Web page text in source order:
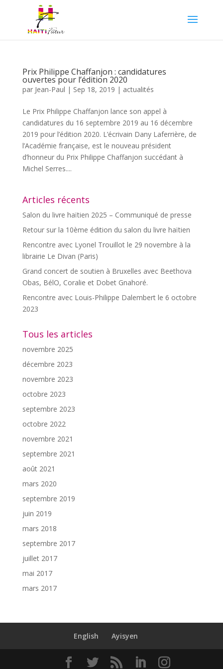
Prix Philippe Chaffanjon : candidatures
ouvertes pour l’édition 2020
par Jean-Paul | Sep 18, 2019 | actualités
Le Prix Philippe Chaffanjon lance son appel à
candidatures du 16 septembre 2019 au 16 décembre
2019 pour l’édition 2020. L’écrivain Dany Laferrière, de
l’Académie française, est le nouveau président
d’honneur du Prix Philippe Chaffanjon succédant à
Michel Serres....
Articles récents
Salon du livre haïtien 2025 – Communiqué de presse
Retour sur la 10ème édition du salon du livre haïtien
Rencontre avec Lyonel Trouillot le 29 novembre à la
librairie Le Divan (Paris)
Grand concert de soutien à Bruxelles avec Beethova
Obas, BélO, Coralie et Dobet Gnahoré.
Rencontre avec Louis-Philippe Dalembert le 6 octobre
2023
Tous les articles
novembre 2025
décembre 2023
novembre 2023
octobre 2023
septembre 2023
octobre 2022
novembre 2021
septembre 2021
août 2021
mars 2020
septembre 2019
juin 2019
mars 2018
septembre 2017
juillet 2017
mai 2017
mars 2017
English Ayisyen